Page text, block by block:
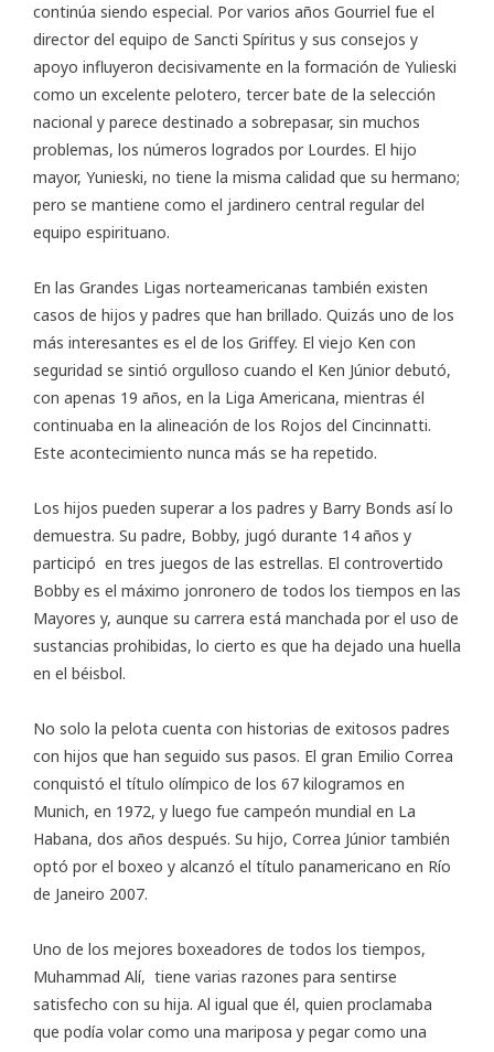
continúa siendo especial. Por varios años Gourriel fue el
director del equipo de Sancti Spíritus y sus consejos y
apoyo influyeron decisivamente en la formación de Yulieski
como un excelente pelotero, tercer bate de la selección
nacional y parece destinado a sobrepasar, sin muchos
problemas, los números logrados por Lourdes. El hijo
mayor, Yunieski, no tiene la misma calidad que su hermano;
pero se mantiene como el jardinero central regular del
equipo espirituano.
En las Grandes Ligas norteamericanas también existen
casos de hijos y padres que han brillado. Quizás uno de los
más interesantes es el de los Griffey. El viejo Ken con
seguridad se sintió orgulloso cuando el Ken Júnior debutó,
con apenas 19 años, en la Liga Americana, mientras él
continuaba en la alineación de los Rojos del Cincinnatti.
Este acontecimiento nunca más se ha repetido.
Los hijos pueden superar a los padres y Barry Bonds así lo
demuestra. Su padre, Bobby, jugó durante 14 años y
participó en tres juegos de las estrellas. El controvertido
Bobby es el máximo jonronero de todos los tiempos en las
Mayores y, aunque su carrera está manchada por el uso de
sustancias prohibidas, lo cierto es que ha dejado una huella
en el béisbol.
No solo la pelota cuenta con historias de exitosos padres
con hijos que han seguido sus pasos. El gran Emilio Correa
conquistó el título olímpico de los 67 kilogramos en
Munich, en 1972, y luego fue campeón mundial en La
Habana, dos años después. Su hijo, Correa Júnior también
optó por el boxeo y alcanzó el título panamericano en Río
de Janeiro 2007.
Uno de los mejores boxeadores de todos los tiempos,
Muhammad Alí, tiene varias razones para sentirse
satisfecho con su hija. Al igual que él, quien proclamaba
que podía volar como una mariposa y pegar como una